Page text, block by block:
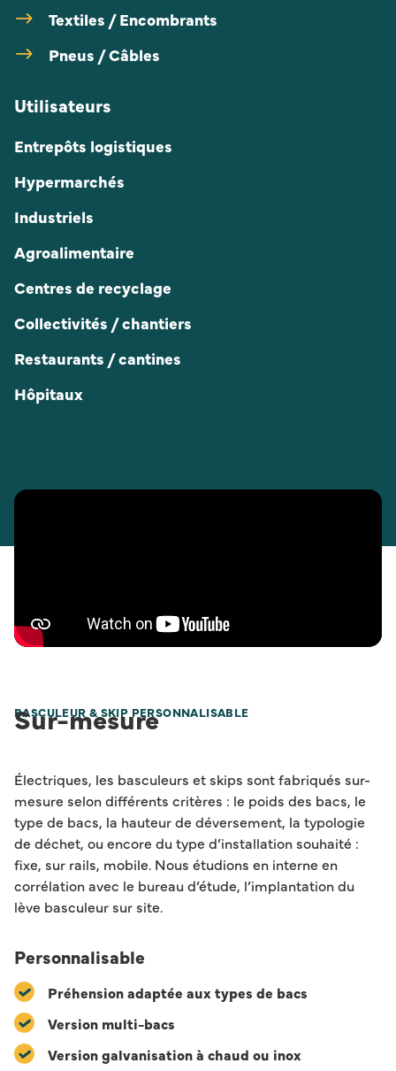
Textiles / Encombrants
Pneus / Câbles
Utilisateurs
Entrepôts logistiques
Hypermarchés
Industriels
Agroalimentaire
Centres de recyclage
Collectivités / chantiers
Restaurants / cantines
Hôpitaux
BASCULEUR & SKIP PERSONNALISABLE
Sur-mesure
Électriques, les basculeurs et skips sont fabriqués sur-
mesure selon différents critères : le poids des bacs, le
type de bacs, la hauteur de déversement, la typologie
de déchet, ou encore du type d’installation souhaité :
fixe, sur rails, mobile. Nous étudions en interne en
corrélation avec le bureau d’étude, l’implantation du
lève basculeur sur site.
Personnalisable
Préhension adaptée aux types de bacs
Version multi-bacs
Version galvanisation à chaud ou inox